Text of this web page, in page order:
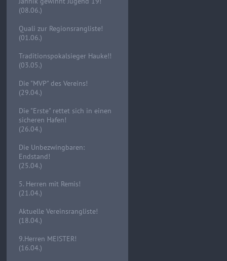
(08.06.)
Quali zur Regionsrangliste!
(01.06.)
Traditionspokalsieger Hauke!!
(03.05.)
Die "MVP" des Vereins!
(29.04.)
Die "Erste" rettet sich in einen
sicheren Hafen!
(26.04.)
Die Unbezwingbaren:
Endstand!
(25.04.)
5. Herren mit Remis!
(21.04.)
Aktuelle Vereinsrangliste!
(18.04.)
9.Herren MEISTER!
(16.04.)